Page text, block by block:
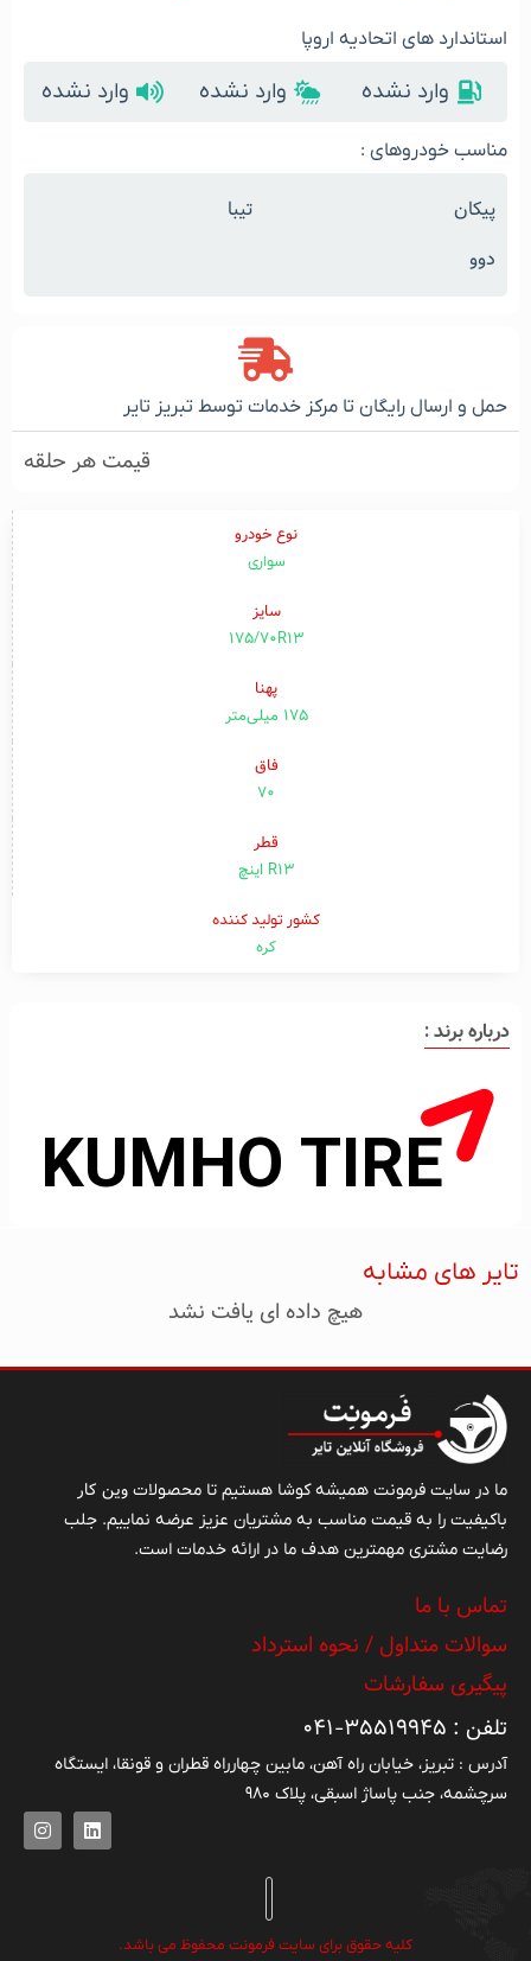
استاندارد های اتحادیه اروپا
وارد نشده وارد نشده وارد نشده
مناسب خودروهای :
پیکان
تیبا
دوو
حمل و ارسال رایگان تا مرکز خدمات توسط تبریز تایر
قیمت هر حلقه
نوع خودرو
سواری
سایز
175/70R13
پهنا
۱۷۵ میلی‌متر
فاق
۷۰
قطر
R13 اینچ
کشور تولید کننده
کره
درباره برند :
تایر های مشابه
هیچ داده ای یافت نشد
ما در سایت فرمونت همیشه کوشا هستیم تا محصولات وین کار
باکیفیت را به قیمت مناسب به مشتریان عزیز عرضه نماییم. جلب
رضایت مشتری مهمترین هدف ما در ارائه خدمات است.
تماس با ما
سوالات متداول / نحوه استرداد
پیگیری سفارشات
تلفن : ۳۵۵۱۹۹۴۵-۰۴۱
آدرس : تبریز، خیابان راه آهن، مابین چهارراه قطران و قونقا، ایستگاه
سرچشمه، جنب پاساژ اسبقی، پلاک ۹۸۰
کلیه حقوق برای سایت فرمونت محفوظ می باشد.